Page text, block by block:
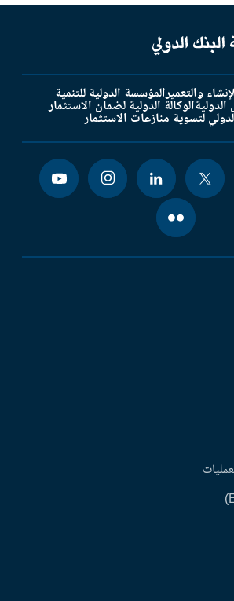
والتعميرالمؤسسة الدولية للتنمية
الوكالة الدولية لضمان الاستثمار
لتسوية منازعات الاستثمار